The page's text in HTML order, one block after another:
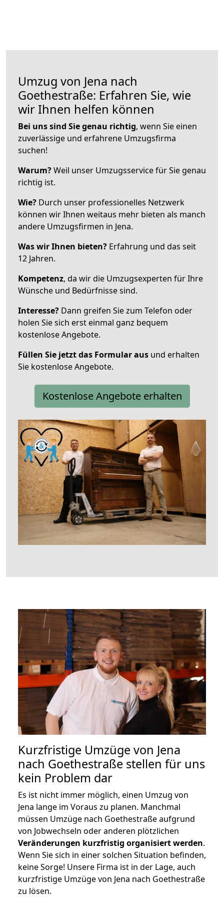
Umzug von Jena nach
Goethestraße: Erfahren Sie, wie
wir Ihnen helfen können
Bei uns sind Sie genau richtig, wenn Sie einen
zuverlässige und erfahrene Umzugsfirma
suchen!
Warum?Weil unser Umzugsservice für Sie genau
richtig ist.
Wie? Durch unser professionelles Netzwerk
können wir Ihnen weitaus mehr bieten als manch
andere Umzugsfirmen in Jena.
Was wir Ihnen bieten? Erfahrung und das seit
12 Jahren.
Kompetenz, da wir die Umzugsexperten für Ihre
Wünsche und Bedürfnisse sind.
Interesse? Dann greifen Sie zum Telefon oder
holen Sie sich erst einmal ganz bequem
kostenlose Angebote.
Füllen Sie jetzt das Formular aus und erhalten
Sie kostenlose Angebote.
Kostenlose Angebote erhalten
Kurzfristige Umzüge von Jena
nach Goethestraße stellen für uns
kein Problem dar
Es ist nicht immer möglich, einen Umzug von
Jena lange im Voraus zu planen. Manchmal
müssen Umzüge nach Goethestraße aufgrund
von Jobwechseln oder anderen plötzlichen
Veränderungen kurzfristig organisiert werden.
Wenn Sie sich in einer solchen Situation befinden,
keine Sorge! Unsere Firma ist in der Lage, auch
kurzfristige Umzüge von Jena nach Goethestraße
zu lösen.